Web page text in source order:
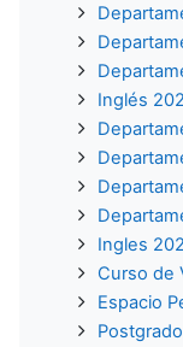
Inglés
Ingles
Curso de
Espacio